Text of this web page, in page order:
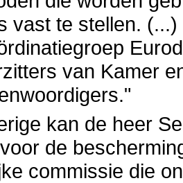
vast te stellen.
van Kamer
kan de heer
de
commissie die